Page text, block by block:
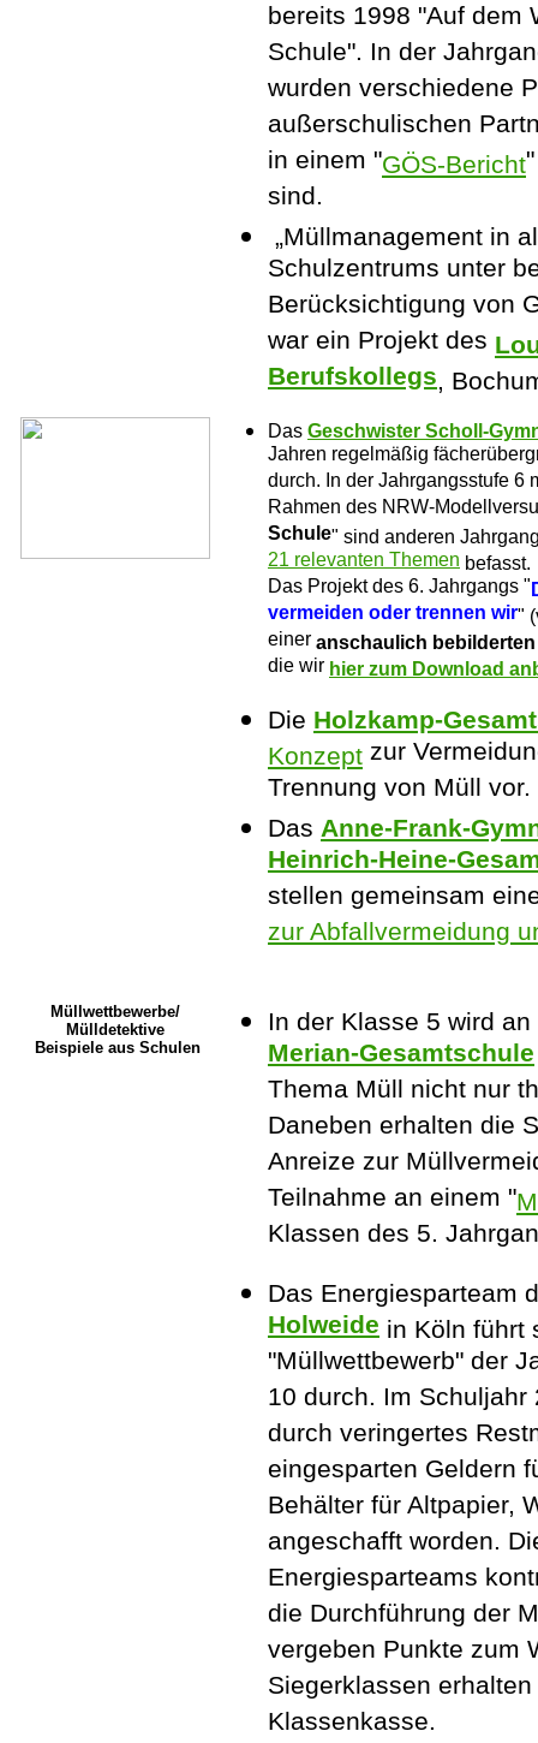
bereits 1998 "Auf dem
Schule". In der
wurden verschiedene
außerschulischen
in einem "GÖS-Bericht
sind.
„Müllmanagement in
Schulzentrums unter
Berücksichtigung von
war ein Projekt des
Berufskollegs,
Das Geschwister Scholl-
Jahren regelmäßig
durch. In der Jahrgangsstufe 6
Rahmen des NRW-
Schule" sind anderen
21 relevanten Themen befasst.
Das Projekt des 6. Jahrgangs "
vermeiden oder trennen wir"
einer anschaulich
die wir hier zum Download
Die Holzkamp-
Konzept zur
Trennung von Müll vor.
Das Anne-Frank-
Heinrich-Heine-
stellen gemeinsam
zur Abfallvermeidung
Müllwettbewerbe/
Mülldetektive
Beispiele aus Schulen
In der Klasse 5 wird
Merian-Gesamtschule
Thema Müll nicht nur
Daneben erhalten die
Anreize zur
Teilnahme an einem "
Klassen des 5.
Das Energiesparteam
Holweide in Köln führt
"Müllwettbewerb" der
10 durch. Im
durch veringertes
eingesparten Geldern
Behälter für Altpapier,
angeschafft worden.
Energiesparteams
die Durchführung der
vergeben Punkte zum
Siegerklassen
Klassenkasse.